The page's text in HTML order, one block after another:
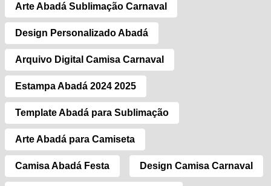
Arte Abadá Sublimação Carnaval
Design Personalizado Abadá
Arquivo Digital Camisa Carnaval
Estampa Abadá 2024 2025
Template Abadá para Sublimação
Arte Abadá para Camiseta
Camisa Abadá Festa Design Camisa Carnaval